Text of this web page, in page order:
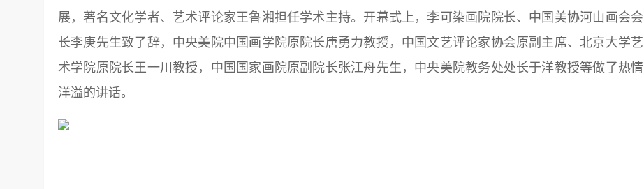
展，著名文化学者、艺术评论家王鲁湘担任学术主持。开幕式上，李可染画院院长、中国美协河山画会会
长李庚先生致了辞，中央美院中国画学院原院长唐勇力教授，中国文艺评论家协会原副主席、北京大学艺
术学院原院长王一川教授，中国国家画院原副院长张江舟先生，中央美院教务处处长于洋教授等做了热情
洋溢的讲话。